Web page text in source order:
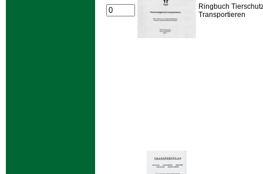
Ringbuch
Transportieren